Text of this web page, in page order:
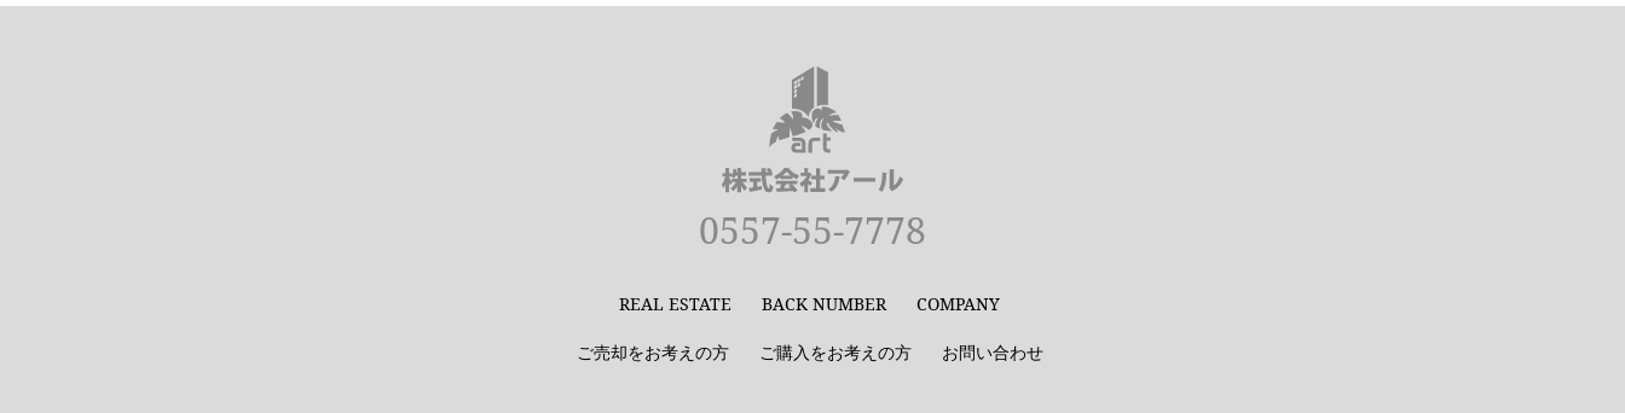
0557-55-7778
REAL ESTATE BACK NUMBER COMPANY
ご売却をお考えの方 ご購入をお考えの方 お問い合わせ